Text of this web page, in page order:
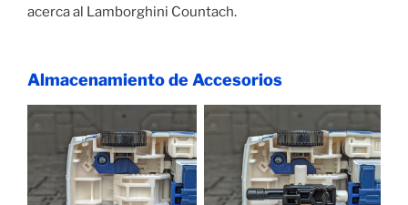
acerca al Lamborghini Countach.
Almacenamiento de Accesorios